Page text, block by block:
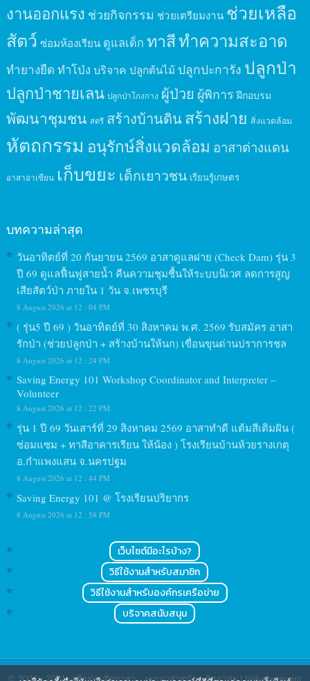
งานออกแรง ช่วยกิจกรรม ช่วยเตรียมงาน ช่วยเหลือ
สัตว์ ซ่อมห้องเรียน ดูแลเด็ก ทาสีทำความสะอาด
ทำยางยืด ทำโป่ง บริจาค ปลูกต้นไม้ ปลูกปะการัง ปลูกป่า
ปลูกป่าชายเลน ปลูกป่าโกงกาง ผู้ป่วย ผู้พิการ ฝึกอบรม
พัฒนาชุมชน สตรี สร้างบ้านดินสร้างฝาย สิ่งแวดล้อม
หัตถกรรม อนุรักษ์สิ่งแวดล้อม อาสาต่างแดน
อาสาอาเซียน เก็บขยะ เด็กเยาวชน เรียนรู้เกษตร
บทความล่าสุด
วันอาทิตย์ที่ 20 กันยายน 2569 อาสาดูแลฝาย (Check Dam) รุ่น 3
ปี 69 ดูแลฟื้นฟูสายน้ำ คืนความชุมชื้นให้ระบบนิเวศ ลดการสูญ
เสียสัตว์ป่า ภายใน 1 วัน จ.เพชรบุรี
8 August 2026 at 12 : 04 PM
( รุ่น5 ปี 69 ) วันอาทิตย์ที่ 30 สิงหาคม พ.ศ. 2569 รับสมัคร อาสา
รักป่า (ช่วยปลูกป่า + สร้างบ้านให้นก) เขื่อนขุนด่านปราการชล
8 August 2026 at 12 : 24 PM
Saving Energy 101 Workshop Coordinator and Interpreter –
Volunteer
8 August 2026 at 12 : 22 PM
รุ่น 1 ปี 69 วันเสาร์ที่ 29 สิงหาคม 2569 อาสาทำดี แต้มสีเติมฝัน (
ซ่อมแซม + ทาสีอาคารเรียน ให้น้อง ) โรงเรียนบ้านห้วยรางเกตุ
อ.กำแพงแสน จ.นครปฐม
8 August 2026 at 12 : 44 PM
Saving Energy 101 @ โรงเรียนปริยากร
8 August 2026 at 12 : 58 PM
เว็บไซต์มีอะไรบ้าง?
วิธีใช้งานสำหรับสมาชิก
วิธีใช้งานสำหรับองค์กรเครือข่าย
บริจาคสนับสนุน